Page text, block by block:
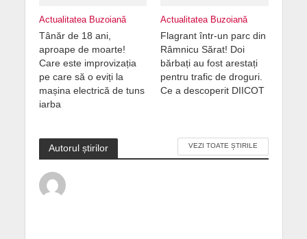
Actualitatea Buzoiană
Tânăr de 18 ani,
aproape de moarte!
Care este improvizația
pe care să o eviți la
mașina electrică de tuns
iarba
Actualitatea Buzoiană
Flagrant într-un parc din
Râmnicu Sărat! Doi
bărbați au fost arestați
pentru trafic de droguri.
Ce a descoperit DIICOT
Autorul știrilor VEZI TOATE ȘTIRILE